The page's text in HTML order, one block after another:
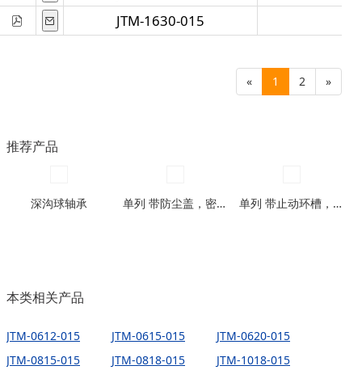
JTM-1630-015
« 1 2 »
推荐产品
深沟球轴承 单列 带防尘盖，密封圈型 单列 带止动环槽，带止动环槽及防尘盖型
本类相关产品
JTM-0612-015 JTM-0615-015
JTM-0620-015
JTM-0815-015
JTM-0818-015
JTM-1018-015